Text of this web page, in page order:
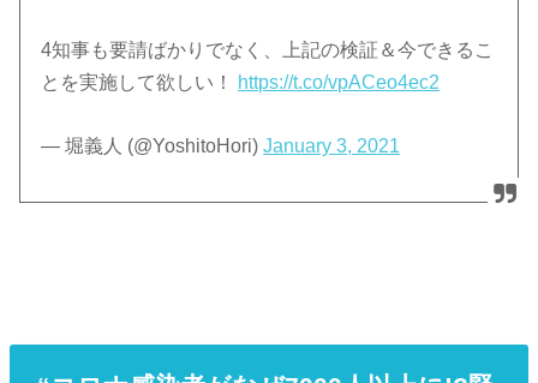
4知事も要請ばかりでなく、上記の検証＆今できるこ
とを実施して欲しい！
https://t.co/vpACeo4ec2
— 堀義人 (@YoshitoHori)January 3, 2021